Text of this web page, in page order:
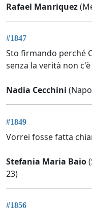
Rafael Manriquez
#1847
Sto firmando perché
senza la verità non
Nadia Cecchini
#1849
Vorrei fosse fatta
Stefania Maria Baio
23)
#1856